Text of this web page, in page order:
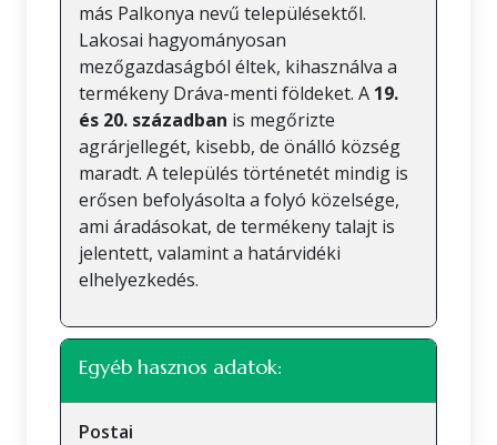
más Palkonya nevű településektől.
Lakosai hagyományosan
mezőgazdaságból éltek, kihasználva a
termékeny Dráva-menti földeket. A 19.
és 20. században is megőrizte
agrárjellegét, kisebb, de önálló község
maradt. A település történetét mindig is
erősen befolyásolta a folyó közelsége,
ami áradásokat, de termékeny talajt is
jelentett, valamint a határvidéki
elhelyezkedés.
Egyéb hasznos adatok:
Postai